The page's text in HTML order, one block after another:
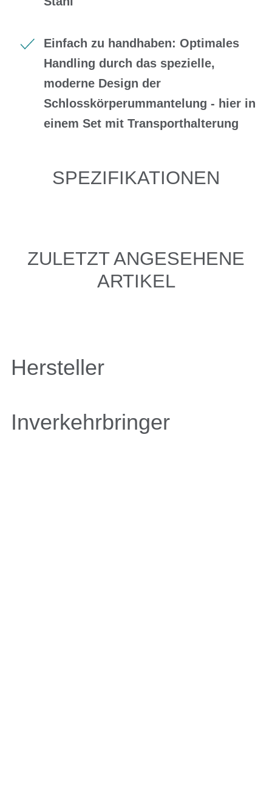
Einfach zu handhaben: Optimales
Handling durch das spezielle,
moderne Design der
Schlosskörperummantelung - hier in
einem Set mit Transporthalterung
SPEZIFIKATIONEN
ZULETZT ANGESEHENE
ARTIKEL
Hersteller
Inverkehrbringer